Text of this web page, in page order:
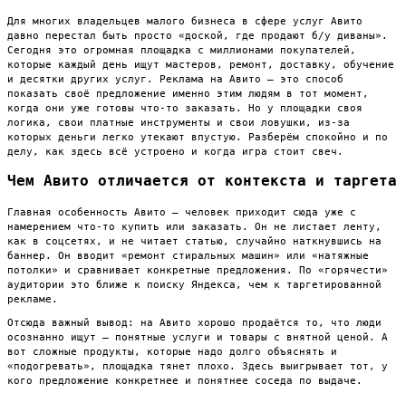
Для многих владельцев малого бизнеса в сфере услуг Авито
давно перестал быть просто «доской, где продают б/у диваны».
Сегодня это огромная площадка с миллионами покупателей,
которые каждый день ищут мастеров, ремонт, доставку, обучение
и десятки других услуг. Реклама на Авито — это способ
показать своё предложение именно этим людям в тот момент,
когда они уже готовы что-то заказать. Но у площадки своя
логика, свои платные инструменты и свои ловушки, из-за
которых деньги легко утекают впустую. Разберём спокойно и по
делу, как здесь всё устроено и когда игра стоит свеч.
Чем Авито отличается от контекста и таргета
Главная особенность Авито — человек приходит сюда уже с
намерением что-то купить или заказать. Он не листает ленту,
как в соцсетях, и не читает статью, случайно наткнувшись на
баннер. Он вводит «ремонт стиральных машин» или «натяжные
потолки» и сравнивает конкретные предложения. По «горячести»
аудитории это ближе к поиску Яндекса, чем к таргетированной
рекламе.
Отсюда важный вывод: на Авито хорошо продаётся то, что люди
осознанно ищут — понятные услуги и товары с внятной ценой. А
вот сложные продукты, которые надо долго объяснять и
«подогревать», площадка тянет плохо. Здесь выигрывает тот, у
кого предложение конкретнее и понятнее соседа по выдаче.